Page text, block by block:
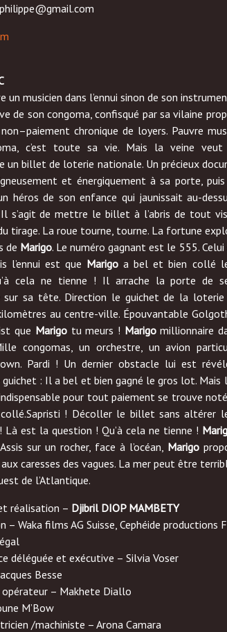
un musicien dans l’ennui sinon de son
de son congoma, confisqué par sa vilaine
chronique de loyers. Pauvre
c’est toute sa vie. Mais la veine veut
un billet de loterie nationale. Un précieux
et énergiquement à sa porte,
héros de son enfance qui jaunissait au-
s’agit de mettre le billet à l’abris de tout
tirage. La roue tourne, tourne. La fortune
de Marigo. Le numéro gagnant est le 555.
l’ennui est que Marigo a bel et bien collé
cela ne tienne ! Il arrache la portede
sur sa tête. Direction le guichet de la
au centre-ville. Épouvantable
que Marigotu meurs ! Marigomillionnaire
congomas, un orchestre, un avion
Pardi ! Un dernier obstacle lui est
: Il a bel et bien gagné le gros lot. Mais
pour tout paiement se trouve
! Décoller le billet sans altérer
est la question ! Qu’à cela ne tienne !
sur un rocher, face à l’océan, Marigo
caresses des vagues. La mer peut être
de l’Atlantique.
réalisation – Djibril DIOP MAMBETY
– Waka films AG Suisse, Cephéide productions
déléguée et exécutive – Silvia Voser
Besse
– Makhete Diallo
M’Bow
/machiniste – Arona Camara